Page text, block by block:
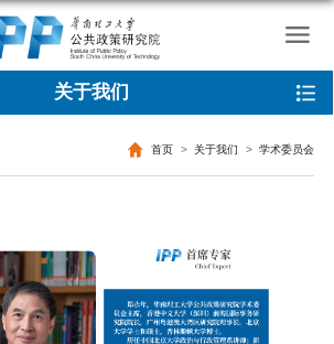
关于我们
首页 关于我们 学术委员会